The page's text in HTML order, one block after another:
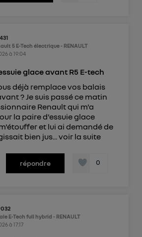
5 E-Tech électrique - RENAULT
à 19:04
glace avant R5 E-tech
déjà remplace vos balais
? Je suis passé ce matin
Renault qui m'a
la paire d'essuie glace
et lui ai demandé de
bien jus... voir la suite
répondre 0
E-Tech full hybrid - RENAULT
à 17:17